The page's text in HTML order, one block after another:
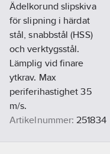
Ädelkorund slipskiva
för slipning i härdat
stål, snabbstål (HSS)
och verktygsstål.
Lämplig vid finare
ytkrav. Max
periferihastighet 35
m/s.
Artikelnummer: 251834